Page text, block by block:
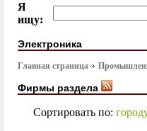
Я
ищу:
Электроника
Главная страница
Фирмы раздела
Сортировать по: